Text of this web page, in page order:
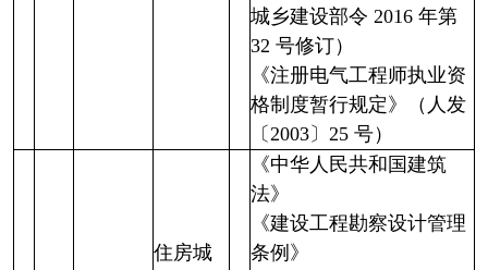
城乡建设部令 2016 年第
32 号修订）
《注册电气工程师执业资
格制度暂行规定》（人发
〔2003〕25 号）
住房城
《中华人民共和国建筑
法》
《建设工程勘察设计管理
条例》